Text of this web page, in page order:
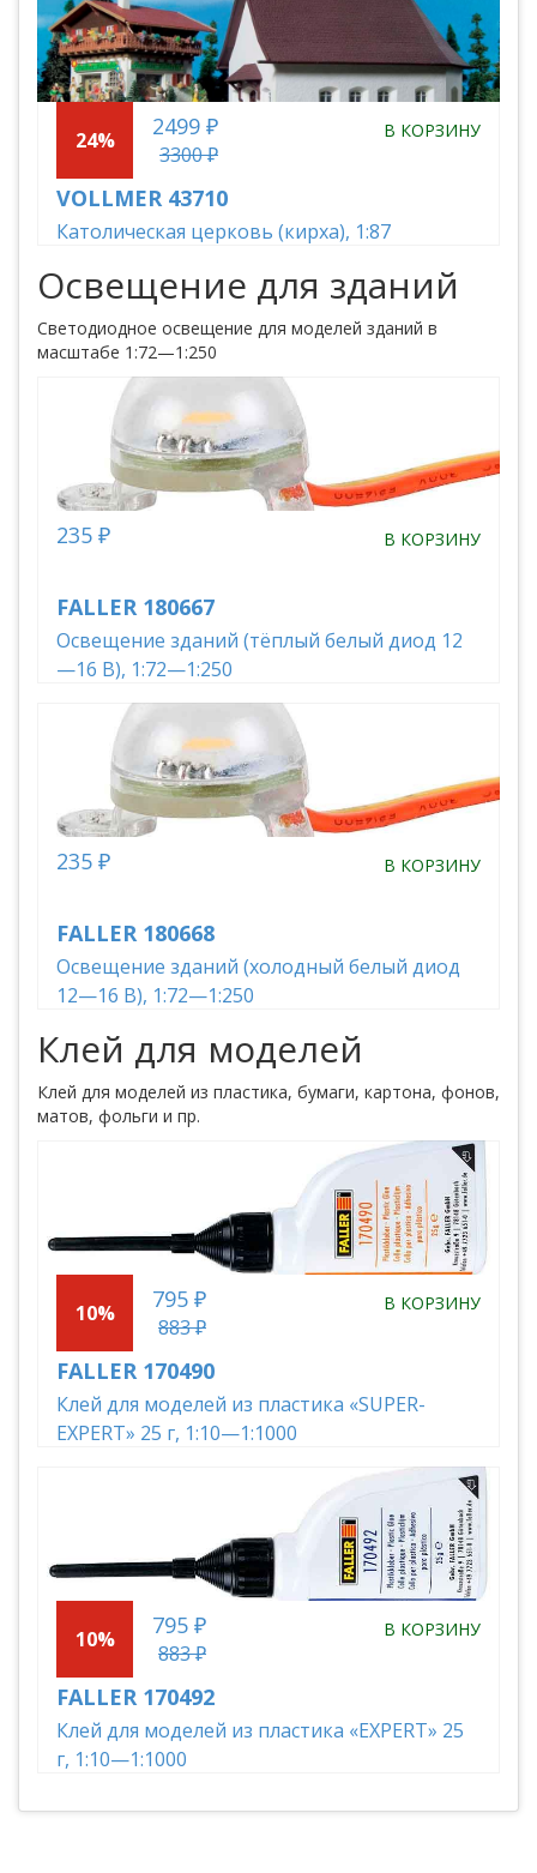
VOLLMER 43710
Католическая церковь (кирха), 1:87
2499 ₽
3300 ₽
24% В КОРЗИНУ
Освещение для зданий
Светодиодное освещение для моделей зданий в
масштабе 1:72—1:250
FALLER 180667
Освещение зданий (тёплый белый диод 12
—16 В), 1:72—1:250
235 ₽ В КОРЗИНУ
FALLER 180668
Освещение зданий (холодный белый диод
12—16 В), 1:72—1:250
235 ₽ В КОРЗИНУ
Клей для моделей
Клей для моделей из пластика, бумаги, картона, фонов,
матов, фольги и пр.
FALLER 170490
Клей для моделей из пластика «SUPER-
EXPERT» 25 г, 1:10—1:1000
795 ₽
883 ₽
10% В КОРЗИНУ
FALLER 170492
Клей для моделей из пластика «EXPERT» 25
г, 1:10—1:1000
795 ₽
883 ₽
10% В КОРЗИНУ